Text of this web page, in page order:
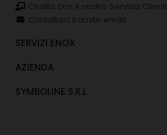
Chatta con il nostro Servizio Clienti
Contattaci tramite email
SERVIZI ENOX
AZIENDA
SYMBOLINE S.R.L.